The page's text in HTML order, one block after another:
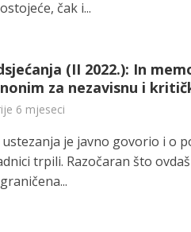
čak i...
(II 2022.): In
za nezavisnu i
6 mjeseci
ustezanja je javno govorio i o
trpili. Razočaran što